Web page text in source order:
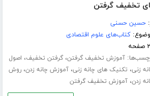
تخفیف گرفتن
حسین حسنی
کتاب‌های علوم اقتصادی
آموزش تخفیف گرفتن،گرفتن تخفیف، اصول
زنی، تکنیک های چانه زنی،آموزش چانه زدن،روش
زدن،آموزش تخفیف گرفتن